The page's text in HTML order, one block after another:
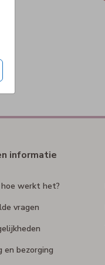
informatie
werkt het?
vragen
en bezorging